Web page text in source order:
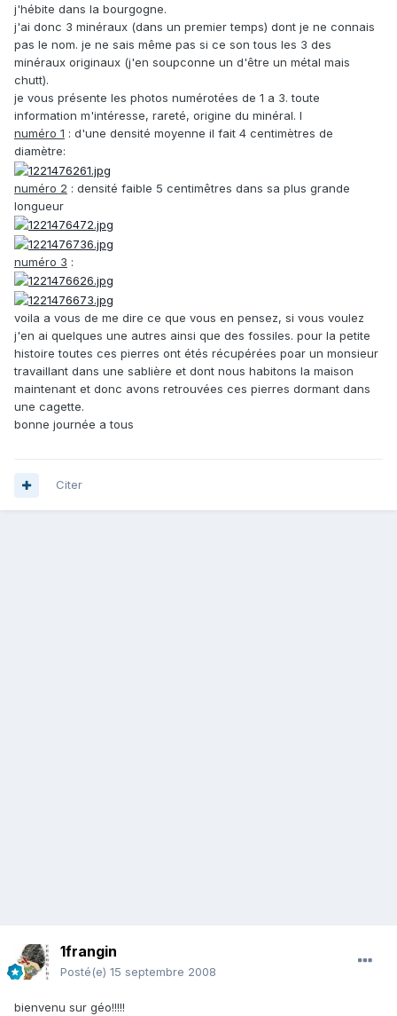
j'hébite dans la bourgogne.
j'ai donc 3 minéraux (dans un premier temps) dont je ne connais
pas le nom. je ne sais même pas si ce son tous les 3 des
minéraux originaux (j'en soupconne un d'être un métal mais
chutt).
je vous présente les photos numérotées de 1 a 3. toute
information m'intéresse, rareté, origine du minéral. l
numéro 1 : d'une densité moyenne il fait 4 centimètres de
diamètre:
numéro 2 : densité faible 5 centimêtres dans sa plus grande
longueur
numéro 3 :
voila a vous de me dire ce que vous en pensez, si vous voulez
j'en ai quelques une autres ainsi que des fossiles. pour la petite
histoire toutes ces pierres ont étés récupérées poar un monsieur
travaillant dans une sablière et dont nous habitons la maison
maintenant et donc avons retrouvées ces pierres dormant dans
une cagette.
bonne journée a tous
Citer
1frangin
Posté(e) 15 septembre 2008
bienvenu sur géo!!!!!